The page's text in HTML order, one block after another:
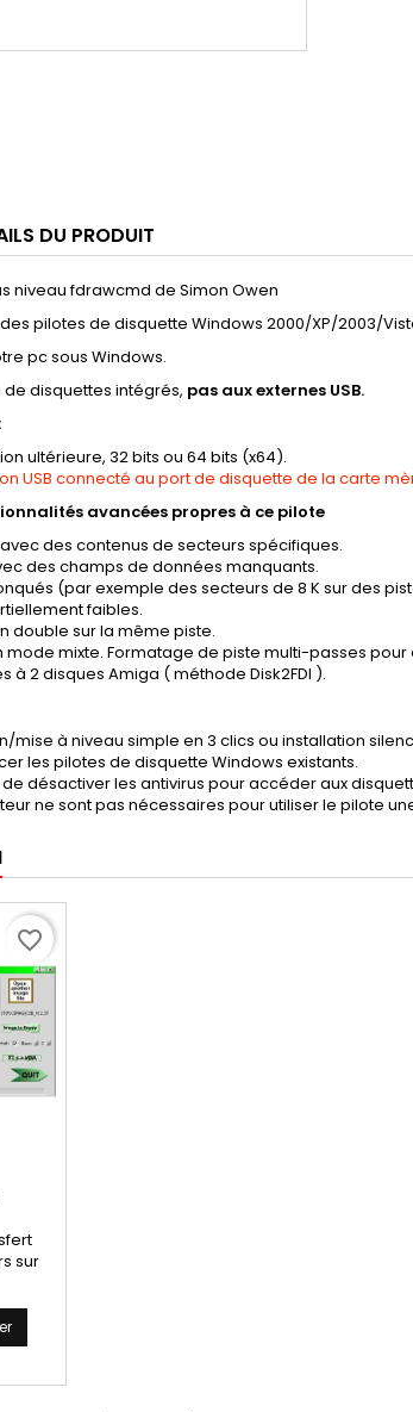
DU PRODUIT
niveau fdrawcmd de Simon Owen
pilotes de disquette Windows 2000/XP/2003/
pc sous Windows.
disquettes intégrés, pas aux externes USB.
:
ultérieure, 32 bits ou 64 bits (x64).
USB connecté au port de disquette de la carte
avancées propres à ce pilote
des contenus de secteurs spécifiques.
des champs de données manquants.
(par exemple des secteurs de 8 K sur des
faibles.
double sur la même piste.
mixte. Formatage de piste multi-passes pour
à 2 disques Amiga ( méthode Disk2FDI ).
mise à niveau simple en 3 clics ou installation
les pilotes de disquette Windows existants.
désactiver les antivirus pour accéder aux
ne sont pas nécessaires pour utiliser le pilote
sur
favorite_border